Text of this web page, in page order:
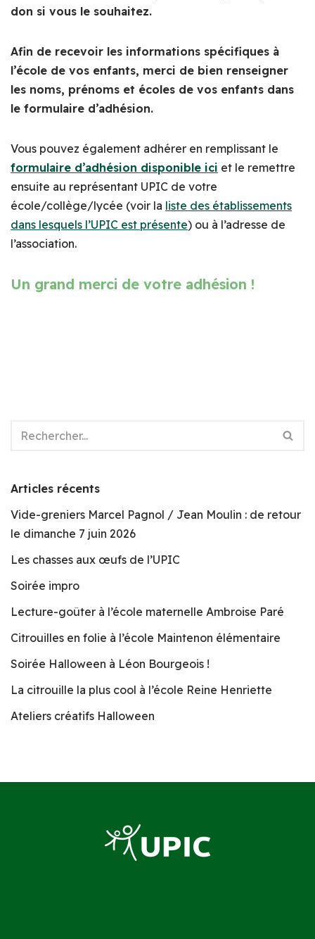
don si vous le souhaitez.
Afin de recevoir les informations spécifiques à
l’école de vos enfants, merci de bien renseigner
les noms, prénoms et écoles de vos enfants dans
le formulaire d’adhésion.
Vous pouvez également adhérer en remplissant le
formulaire d’adhésion disponible ici et le remettre
ensuite au représentant UPIC de votre
école/collège/lycée (voir la liste des établissements
dans lesquels l’UPIC est présente) ou à l’adresse de
l’association.
Un grand merci de votre adhésion !
Articles récents
Vide-greniers Marcel Pagnol / Jean Moulin : de retour
le dimanche 7 juin 2026
Les chasses aux œufs de l’UPIC
Soirée impro
Lecture-goûter à l’école maternelle Ambroise Paré
Citrouilles en folie à l’école Maintenon élémentaire
Soirée Halloween à Léon Bourgeois !
La citrouille la plus cool à l’école Reine Henriette
Ateliers créatifs Halloween